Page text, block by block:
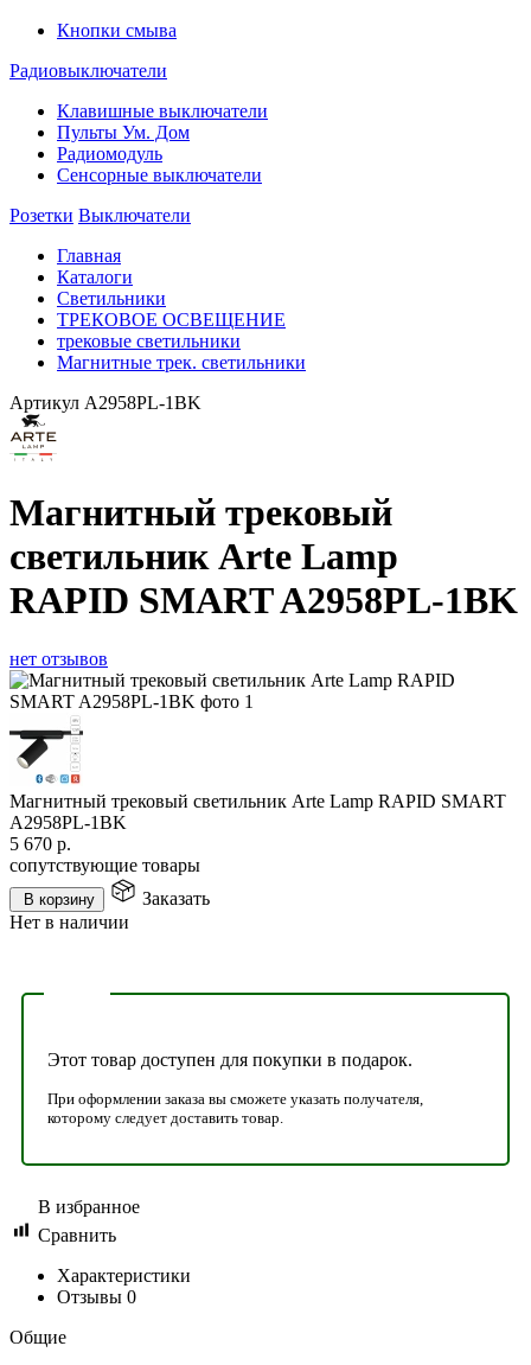
Кнопки смыва
Радиовыключатели
Клавишные выключатели
Пульты Ум. Дом
Радиомодуль
Сенсорные выключатели
Розетки Выключатели
Главная
Каталоги
Светильники
ТРЕКОВОЕ ОСВЕЩЕНИЕ
трековые светильники
Магнитные трек. светильники
Артикул A2958PL-1BK
Магнитный трековый
светильник Arte Lamp
RAPID SMART A2958PL-1BK
нет отзывов
Магнитный трековый светильник Arte Lamp RAPID SMART
A2958PL-1BK
5 670 р.
сопутствующие товары
В корзину
Заказать
Нет в наличии
Этот товар доступен для покупки в подарок.
При оформлении заказа вы сможете указать получателя,
которому следует доставить товар.
В избранное
Сравнить
Характеристики
Отзывы 0
Общие